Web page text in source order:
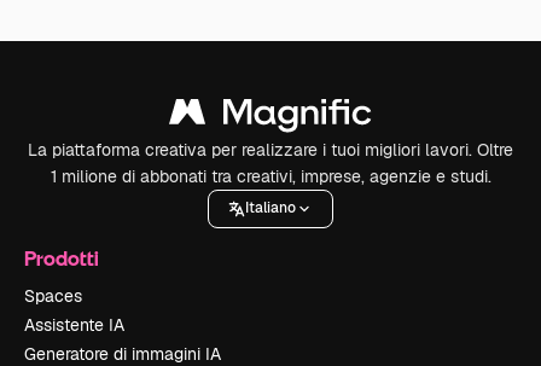
La piattaforma creativa per realizzare i tuoi migliori lavori. Oltre
1 milione di abbonati tra creativi, imprese, agenzie e studi.
Italiano
Prodotti
Spaces
Assistente IA
Generatore di immagini IA